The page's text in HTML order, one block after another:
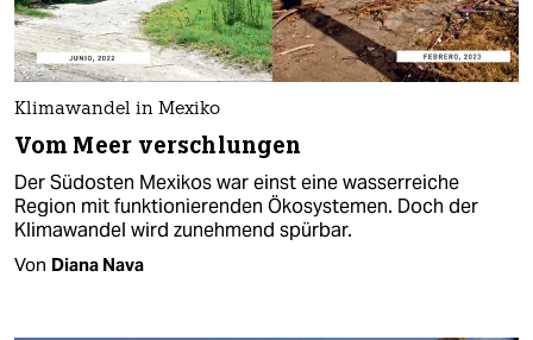
Klimawandel in Mexiko
Vom Meer verschlungen
Der Südosten Mexikos war einst eine wasserreiche
Region mit funktionierenden Ökosystemen. Doch der
Klimawandel wird zunehmend spürbar.
Von Diana Nava